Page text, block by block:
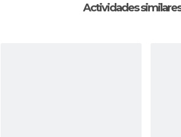
Actividades